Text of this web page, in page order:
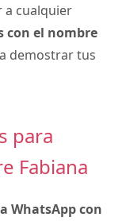
a cualquier
con el nombre
demostrar tus
para
Fabiana
WhatsApp con